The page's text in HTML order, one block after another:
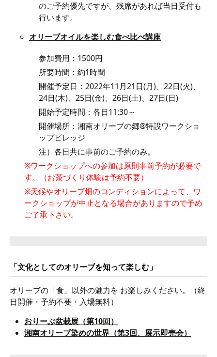
のご予約優先ですが、残席があれば当日受付も
行います。
オリーブオイルを楽しむ食べ比べ講座
参加費用：1500円
所要時間：約1時間
開催予定日：2022年11月21日(月)、22日(火)、
24日(木)、25日(金)、26日(土)、27日(日)
開始予定時間：各日11:30～
開催場所：湘南オリーブの郷®特設ワークショ
ップビレッジ
注）各日共に事前のご予約のみ。
※ワークショップへの参加は原則事前予約が必要で
す。（お茶づくり体験は予約不要）
※天候やオリーブ畑のコンディションによって、ワ
ークショップが中止となる場合がありますので予め
ご了承下さい。
「文化としてのオリーブを知って楽しむ」
オリーブの「食」以外の魅力を お楽しみください。（終
日開催・予約不要・入場無料）
おりーぶ盆栽展（第10回）
湘南オリーブ染めの世界（第3回、展示即売会）